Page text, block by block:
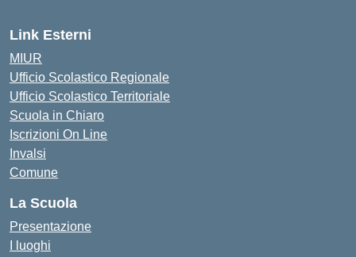
Link Esterni
MIUR
Ufficio Scolastico Regionale
Ufficio Scolastico Territoriale
Scuola in Chiaro
Iscrizioni On Line
Invalsi
Comune
La Scuola
Presentazione
I luoghi